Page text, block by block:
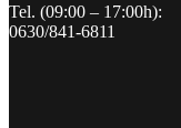
Tel. (09:00 – 17:00h):
0630/841-6811